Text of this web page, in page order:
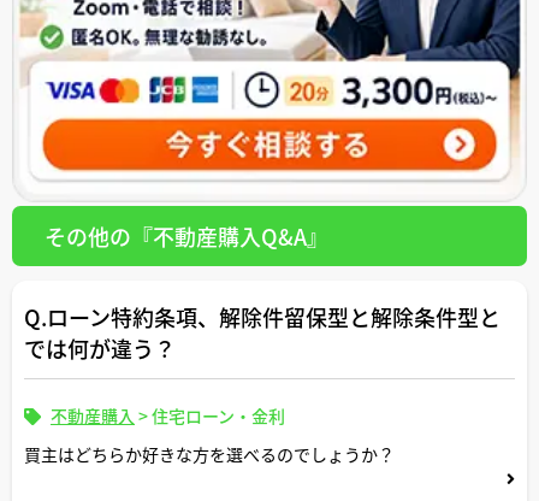
その他の『不動産購入Q&A』
Q.ローン特約条項、解除件留保型と解除条件型と
では何が違う？
不動産購入 >住宅ローン・金利
買主はどちらか好きな方を選べるのでしょうか？